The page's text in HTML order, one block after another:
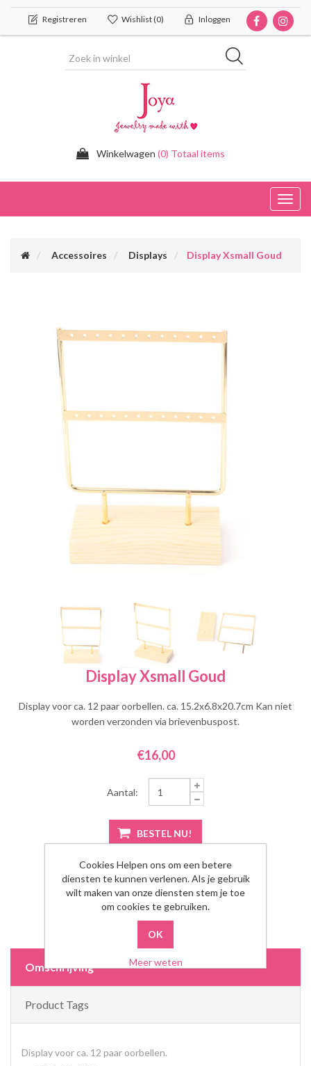
Registreren Wishlist(0) Inloggen
Winkelwagen (0) Totaal items
Accessoires Displays Display Xsmall Goud
Display Xsmall Goud
Display voor ca. 12 paar oorbellen. ca. 15.2x6.8x20.7cm Kan niet
worden verzonden via brievenbuspost.
€16,00
Aantal:
Omschrijving
Product Tags
Display voor ca. 12 paar oorbellen.
Cookies Helpen ons om een betere
diensten te kunnen verlenen. Als je gebruik
wilt maken van onze diensten stem je toe
om cookies te gebruiken.
Meer weten